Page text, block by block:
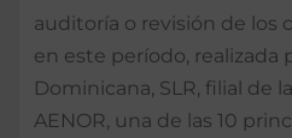
auditoría o revisión de los
en este período, realizada
Dominicana, SLR, filial de
AENOR, una de las 10